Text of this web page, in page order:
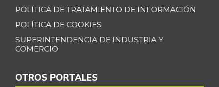
POLÍTICA DE TRATAMIENTO DE INFORMACIÓN
POLÍTICA DE COOKIES
SUPERINTENDENCIA DE INDUSTRIA Y
COMERCIO
OTROS PORTALES